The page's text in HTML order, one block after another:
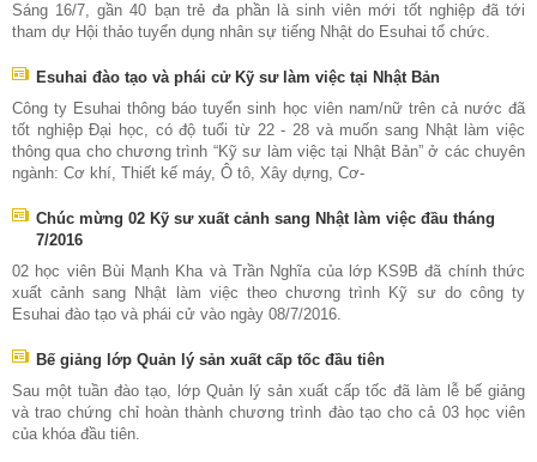
Sáng 16/7, gần 40 bạn trẻ đa phần là sinh viên mới tốt nghiệp đã tới
tham dự Hội thảo tuyển dụng nhân sự tiếng Nhật do Esuhai tổ chức.
Esuhai đào tạo và phái cử Kỹ sư làm việc tại Nhật Bản
Công ty Esuhai thông báo tuyển sinh học viên nam/nữ trên cả nước đã
tốt nghiệp Đại học, có độ tuổi từ 22 - 28 và muốn sang Nhật làm việc
thông qua cho chương trình “Kỹ sư làm việc tại Nhật Bản” ở các chuyên
ngành: Cơ khí, Thiết kế máy, Ô tô, Xây dựng, Cơ-
Chúc mừng 02 Kỹ sư xuất cảnh sang Nhật làm việc đầu tháng
7/2016
02 học viên Bùi Mạnh Kha và Trần Nghĩa của lớp KS9B đã chính thức
xuất cảnh sang Nhật làm việc theo chương trình Kỹ sư do công ty
Esuhai đào tạo và phái cử vào ngày 08/7/2016.
Bế giảng lớp Quản lý sản xuất cấp tốc đầu tiên
Sau một tuần đào tạo, lớp Quản lý sản xuất cấp tốc đã làm lễ bế giảng
và trao chứng chỉ hoàn thành chương trình đào tạo cho cả 03 học viên
của khóa đầu tiên.